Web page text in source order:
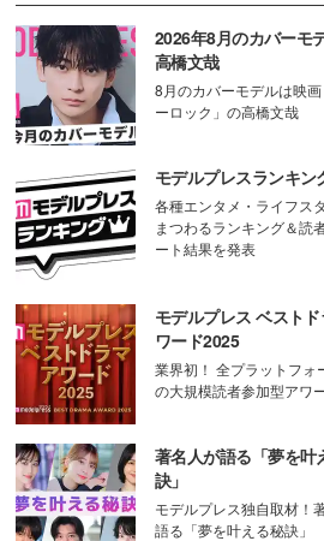
2026年8月のカバーモ
高橋文哉
8月のカバーモデルは映
ーロック」の高橋文哉
モデルプレスランキン
各種エンタメ・ライフス
まつわるランキング＆読
ート結果を発表
モデルプレス ベスト
ワード2025
業界初！ 全プラットフォ
の大規模読者参加型アワ
著名人が語る「夢を叶
訣」
モデルプレス独自取材！
語る「夢を叶える秘訣」